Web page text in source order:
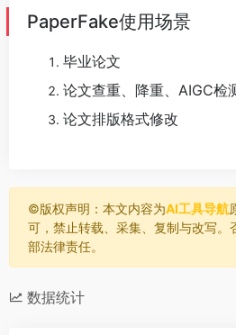
PaperFake使用场景
毕业论文
论文查重、降重、AIGC检
论文排版格式修改
©️版权声明：本文内容为AI工具导航
可，禁止转载、采集、复制与改写。
部法律责任。
数据统计